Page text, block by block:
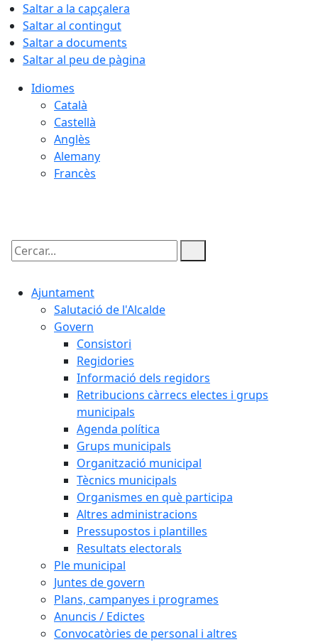
Saltar a la capçalera
Saltar al contingut
Saltar a documents
Saltar al peu de pàgina
Idiomes
Català
Castellà
Anglès
Alemany
Francès
Cercar:
Ajuntament
Salutació de l'Alcalde
Govern
Consistori
Regidories
Informació dels regidors
Retribucions càrrecs electes i grups
municipals
Agenda política
Grups municipals
Organització municipal
Tècnics municipals
Organismes en què participa
Altres administracions
Pressupostos i plantilles
Resultats electorals
Ple municipal
Juntes de govern
Plans, campanyes i programes
Anuncis / Edictes
Convocatòries de personal i altres